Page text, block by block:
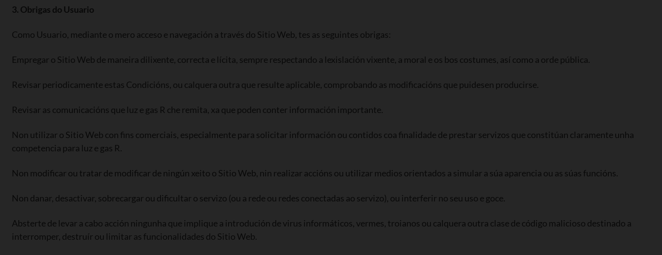
3. Obrigas do Usuario
Como Usuario, mediante o mero acceso e navegación a través do Sitio Web, tes as seguintes obrigas:
Empregar o Sitio Web de maneira dilixente, correcta e lícita, sempre respectando a lexislación vixente, a moral e os bos costumes, así como a orde pública.
Revisar periodicamente estas Condicións, ou calquera outra que resulte aplicable, comprobando as modificacións que puidesen producirse.
Revisar as comunicacións que luz e gas R che remita, xa que poden conter información importante.
Non utilizar o Sitio Web con fins comerciais, especialmente para solicitar información ou contidos coa finalidade de prestar servizos que constitúan claramente unha
competencia para luz e gas R.
Non modificar ou tratar de modificar de ningún xeito o Sitio Web, nin realizar accións ou utilizar medios orientados a simular a súa aparencia ou as súas funcións.
Non danar, desactivar, sobrecargar ou dificultar o servizo (ou a rede ou redes conectadas ao servizo), ou interferir no seu uso e goce.
Absterte de levar a cabo acción ningunha que implique a introdución de virus informáticos, vermes, troianos ou calquera outra clase de código malicioso destinado a
interromper, destruír ou limitar as funcionalidades do Sitio Web.